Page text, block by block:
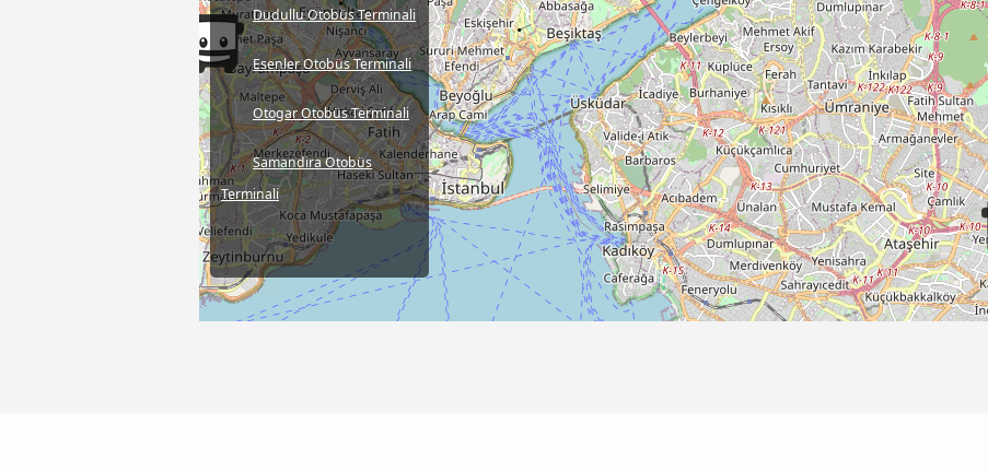
Dudullu Otobüs Terminali
Esenler Otobüs Terminali
Otogar Otobüs Terminali
Samandira Otobüs
Terminali